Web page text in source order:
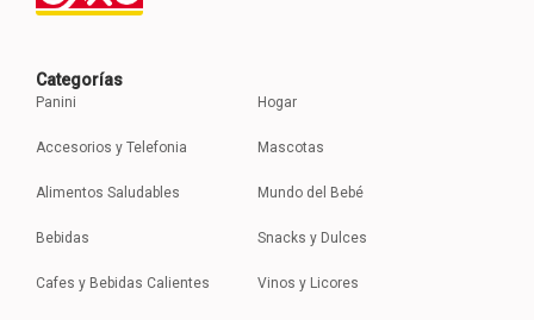
Categorías
Panini
Accesorios y Telefonia
Alimentos Saludables
Bebidas
Cafes y Bebidas Calientes
Hogar
Mascotas
Mundo del Bebé
Snacks y Dulces
Vinos y Licores